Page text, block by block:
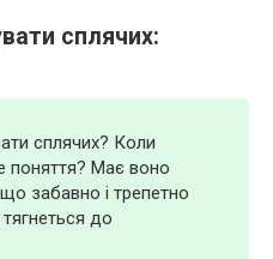
сплячих:
сплячих? Коли
поняття? Має воно
забавно і трепетно
до